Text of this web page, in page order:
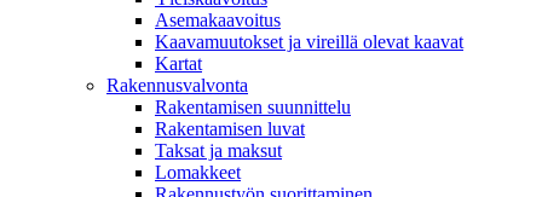
Asemakaavoitus
Kaavamuutokset ja vireillä olevat kaavat
Kartat
Rakennusvalvonta
Rakentamisen suunnittelu
Rakentamisen luvat
Taksat ja maksut
Lomakkeet